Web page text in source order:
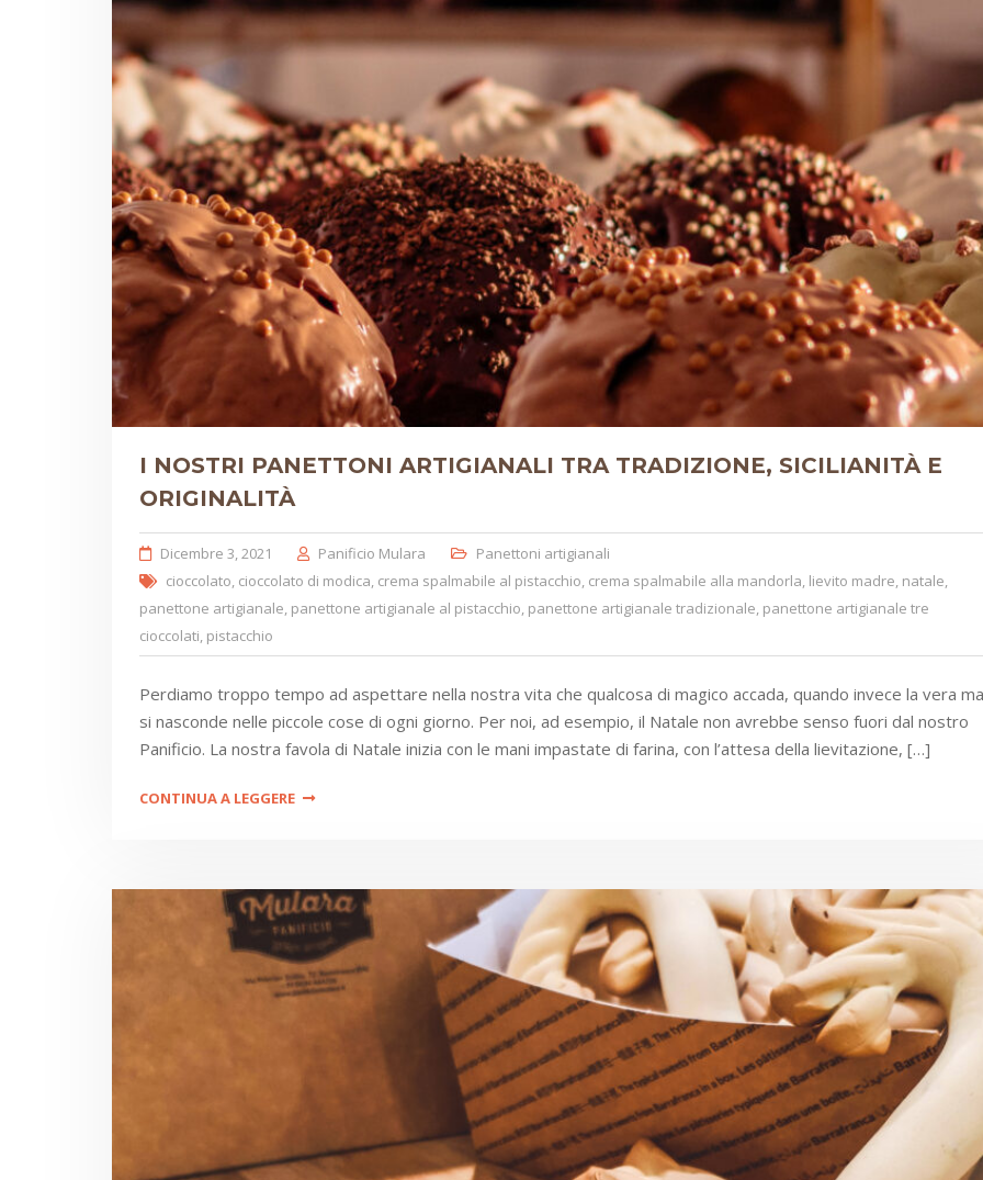
I NOSTRI PANETTONI ARTIGIANALI TRA TRADIZIONE, SICILIANITÀ E
ORIGINALITÀ
Dicembre 3, 2021 Panificio Mulara
Panettoni artigianali
cioccolato, cioccolato di modica, crema spalmabile al pistacchio, crema spalmabile alla mandorla, lievito madre, natale,
panettone artigianale, panettone artigianale al pistacchio, panettone artigianale tradizionale, panettone artigianale tre
cioccolati, pistacchio
Perdiamo troppo tempo ad aspettare nella nostra vita che qualcosa di magico accada, quando invece la vera
si nasconde nelle piccole cose di ogni giorno. Per noi, ad esempio, il Natale non avrebbe senso fuori dal nostro
Panificio. La nostra favola di Natale inizia con le mani impastate di farina, con l’attesa della lievitazione, […]
CONTINUA A LEGGERE